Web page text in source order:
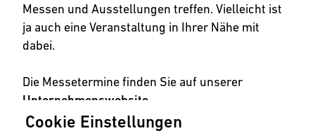
Messen und Ausstellungen treffen. Vielleicht ist
ja auch eine Veranstaltung in Ihrer Nähe mit
dabei.
Die Messetermine finden Sie auf unserer
Unternehmenswebsite
Cookie Einstellungen